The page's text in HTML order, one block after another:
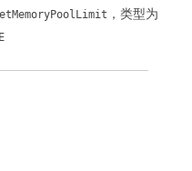
，类型为